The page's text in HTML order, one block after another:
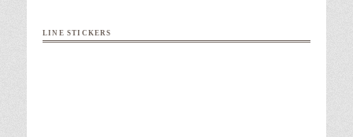
LINE STICKERS